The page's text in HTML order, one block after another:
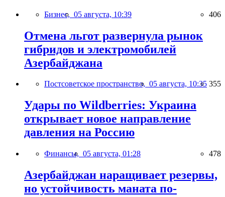
Бизнес, 05 августа, 10:39 406
Отмена льгот развернула рынок
гибридов и электромобилей
Азербайджана
Постсоветское пространство, 05 августа, 10:35 355
Удары по Wildberries: Украина
открывает новое направление
давления на Россию
Финансы, 05 августа, 01:28 478
Азербайджан наращивает резервы,
но устойчивость маната по-